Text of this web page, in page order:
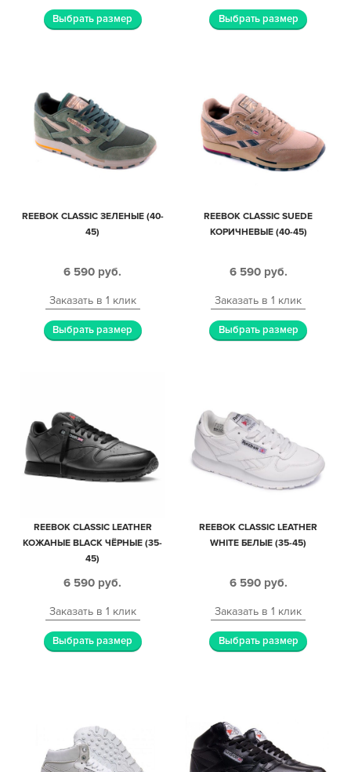
Выбрать размер Выбрать размер
REEBOK CLASSIC ЗЕЛЕНЫЕ (40-
45)
6 590 руб.
Заказать в 1 клик
Выбрать размер
REEBOK CLASSIC SUEDE
КОРИЧНЕВЫЕ (40-45)
6 590 руб.
Заказать в 1 клик
Выбрать размер
REEBOK CLASSIC LEATHER
КОЖАНЫЕ BLACK ЧЁРНЫЕ (35-
45)
6 590 руб.
Заказать в 1 клик
Выбрать размер
REEBOK CLASSIC LEATHER
WHITE БЕЛЫЕ (35-45)
6 590 руб.
Заказать в 1 клик
Выбрать размер